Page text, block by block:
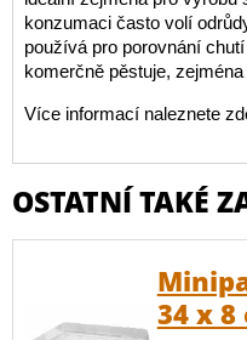
konzumaci často volí
používá pro porovnání
komerčně pěstuje, zejména
Více informací naleznete
OSTATNÍ TAKÉ
34 x 8